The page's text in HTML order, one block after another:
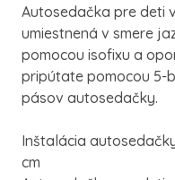
Autosedačka pre deti
umiestnená v smere
pomocou isofixu a
pripútate pomocou 5-
pásov autosedačky.
Inštalácia
cm